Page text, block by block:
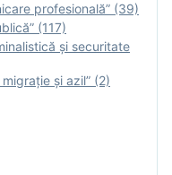
profesională” (39)
(117)
și securitate
și azil” (2)